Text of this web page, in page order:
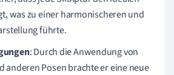
was zu einer harmonischeren und
führte.
: Durch die Anwendung von
anderen Posen brachte er eine neue